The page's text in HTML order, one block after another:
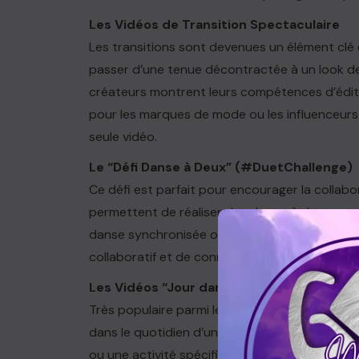
Les Vidéos de Transition Spectaculaire
Les transitions sont devenues un élément clé
passer d’une tenue décontractée à un look
créateurs montrent leurs compétences
pour les marques de mode ou les
seule vidéo.
Le “Défi Danse à Deux” (#DuetChallenge)
Ce défi est parfait pour encourager la
permettent de réaliser des duos où deux
danse synchronisée ou réagissent aux vidéos
collaboratif et de connecter des
Les Vidéos “Jour dans la Vie”
Très populaire parmi les influenceurs et
dans le quotidien d’une personne. Que ce
ou une activité spécifique, ces vidéos